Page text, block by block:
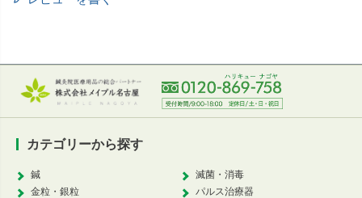
カテゴリーから探す
鍼
金粒・銀粒
滅菌・消毒
パルス治療器